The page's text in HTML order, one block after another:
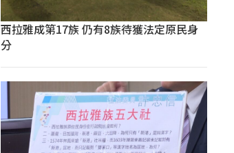
西拉雅成第17族 仍有8族待獲法定原民身
分